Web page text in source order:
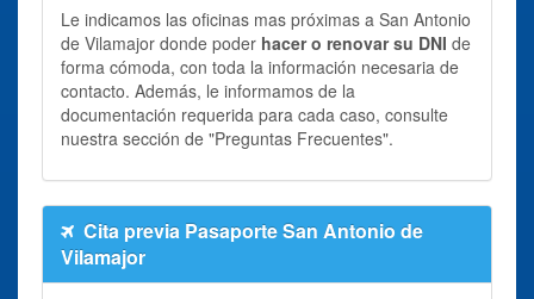
Le indicamos las oficinas mas próximas a San Antonio
de Vilamajor donde poder hacer o renovar su DNI de
forma cómoda, con toda la información necesaria de
contacto. Además, le informamos de la
documentación requerida para cada caso, consulte
nuestra sección de "Preguntas Frecuentes".
Cita previa Pasaporte San Antonio de
Vilamajor